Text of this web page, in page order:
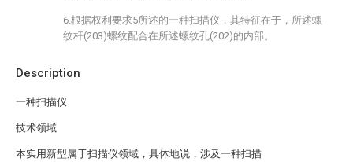
Description
一种扫描仪
技术领域
本实用新型属于扫描仪领域，具体地说，涉及一种扫描
6.根据权利要求5所述的一种扫描仪，其特征在于，所述螺
纹杆(203)螺纹配合在所述螺纹孔(202)的内部。